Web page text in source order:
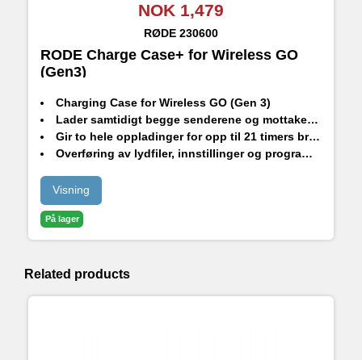
NOK 1,479
RØDE 230600
RODE Charge Case+ for Wireless GO
(Gen3)
Charging Case for Wireless GO (Gen 3)
Lader samtidigt begge senderene og mottakeren
Gir to hele oppladinger for opp til 21 timers bruk
Overføring av lydfiler, innstillinger og programvareoppdateringer
Visning
På lager
Related products